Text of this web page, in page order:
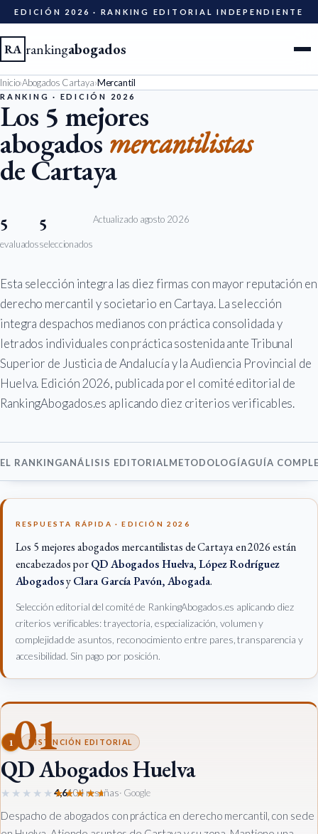
EDICIÓN 2026 · RANKING EDITORIAL INDEPENDIENTE
RA rankingabogados
Ciudades
Especialidades
Diccionario
Metodología
Ser evaluado
Inicio›Abogados Cartaya›Mercantil
RANKING · EDICIÓN 2026
Los 5 mejores
abogados mercantilistas
de Cartaya
5
evaluados
5
seleccionados
Actualizado agosto 2026
Esta selección integra las diez firmas con mayor reputación en
derecho mercantil y societario en Cartaya. La selección
integra despachos medianos con práctica consolidada y
letrados individuales con práctica sostenida ante Tribunal
Superior de Justicia de Andalucía y la Audiencia Provincial de
Huelva. Edición 2026, publicada por el comité editorial de
RankingAbogados.es aplicando diez criterios verificables.
EL RANKINGANÁLISIS EDITORIALMETODOLOGÍAGUÍA
RESPUESTA RÁPIDA · EDICIÓN 2026
Los 5 mejores abogados mercantilistas de Cartaya en 2026 están
encabezados porQD Abogados Huelva,López Rodríguez
AbogadosyClara García Pavón, Abogada.
Selección editorial del comité de RankingAbogados.es aplicando diez
criterios verificables: trayectoria, especialización, volumen y
complejidad de asuntos, reconocimiento entre pares, transparencia y
accesibilidad. Sin pago por posición.
01
1 DISTINCIÓN EDITORIAL
QD Abogados Huelva
★★★★★★★★★★
4,6104 reseñas· Google
Despacho de abogados con práctica en derecho mercantil, con sede